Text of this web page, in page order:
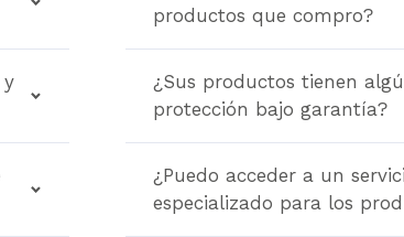
y
productos que compro?
¿Sus productos tienen
protección bajo garantía?
¿Puedo acceder a un
especializado para los